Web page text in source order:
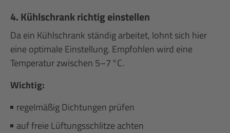
4. Kühlschrank richtig einstellen
Da ein Kühlschrank ständig arbeitet, lohnt sich hier
eine optimale Einstellung. Empfohlen wird eine
Temperatur zwischen 5–7 °C.
Wichtig:
regelmäßig Dichtungen prüfen
auf freie Lüftungsschlitze achten